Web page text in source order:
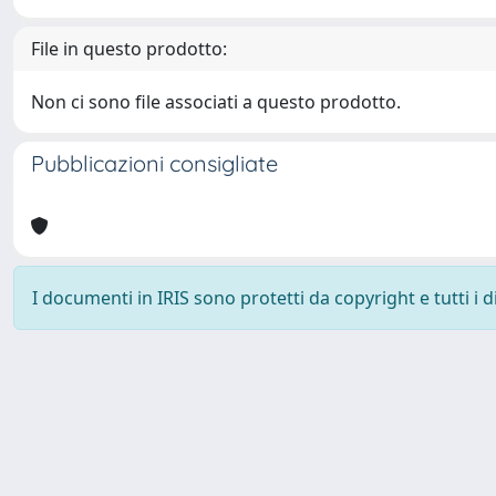
File in questo prodotto:
Non ci sono file associati a questo prodotto.
Pubblicazioni consigliate
I documenti in IRIS sono protetti da copyright e tutti i